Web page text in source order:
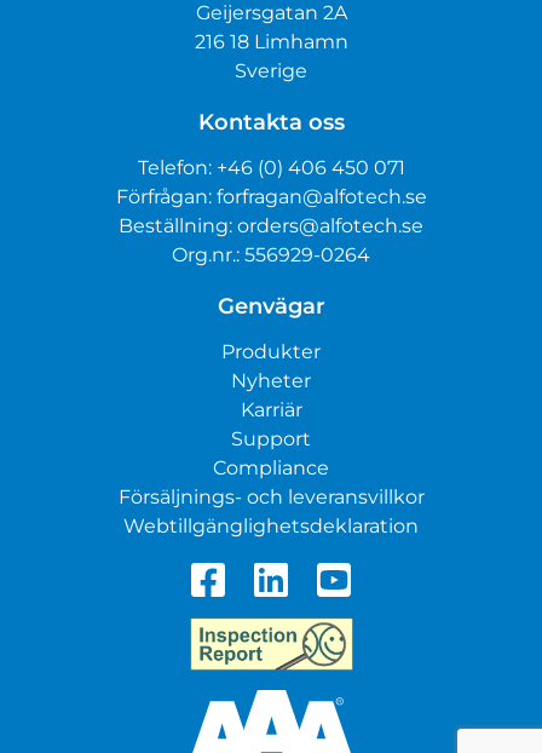
Geijersgatan 2A
216 18 Limhamn
Sverige
Kontakta oss
Telefon: +46 (0) 406 450 071
Förfrågan: forfragan@alfotech.se
Beställning: orders@alfotech.se
Org.nr.: 556929-0264
Genvägar
Produkter
Nyheter
Karriär
Support
Compliance
Försäljnings- och leveransvillkor
Webtillgänglighetsdeklaration